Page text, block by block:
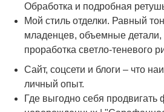
Обработка и подробная
Мой стиль отделки. Равный
младенцев, объемные
проработка светло-теневого
Сайт, соцсети и блоги – что
личный опыт.
Где выгодно себя продвигать